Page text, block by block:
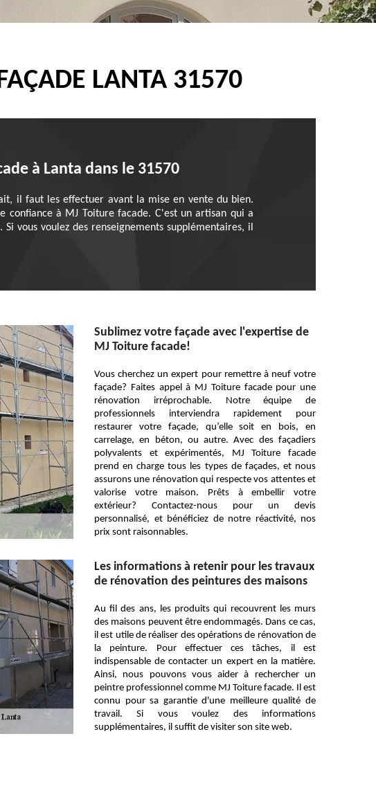
LANTA 31570
à Lanta dans le 31570
il faut les effectuer avant la mise en vente du bien.
confiance à MJ Toiture facade. C'est un artisan qui a
vous voulez des renseignements supplémentaires, il
Sublimez votre façade avec l'expertise de
MJ Toiture facade!
Vous cherchez un expert pour remettre à neuf votre
façade? Faites appel à MJ Toiture facade pour une
rénovation irréprochable. Notre équipe de
professionnels interviendra rapidement pour
restaurer votre façade, qu’elle soit en bois, en
carrelage, en béton, ou autre. Avec des façadiers
polyvalents et expérimentés, MJ Toiture facade
prend en charge tous les types de façades, et nous
assurons une rénovation qui respecte vos attentes et
valorise votre maison. Prêts à embellir votre
extérieur? Contactez-nous pour un devis
personnalisé, et bénéficiez de notre réactivité, nos
prix sont raisonnables.
Les informations à retenir pour les travaux
de rénovation des peintures des maisons
Au fil des ans, les produits qui recouvrent les murs
des maisons peuvent être endommagés. Dans ce cas,
il est utile de réaliser des opérations de rénovation de
la peinture. Pour effectuer ces tâches, il est
indispensable de contacter un expert en la matière.
Ainsi, nous pouvons vous aider à rechercher un
peintre professionnel comme MJ Toiture facade. Il est
connu pour sa garantie d'une meilleure qualité de
travail. Si vous voulez des informations
supplémentaires, il suffit de visiter son site web.